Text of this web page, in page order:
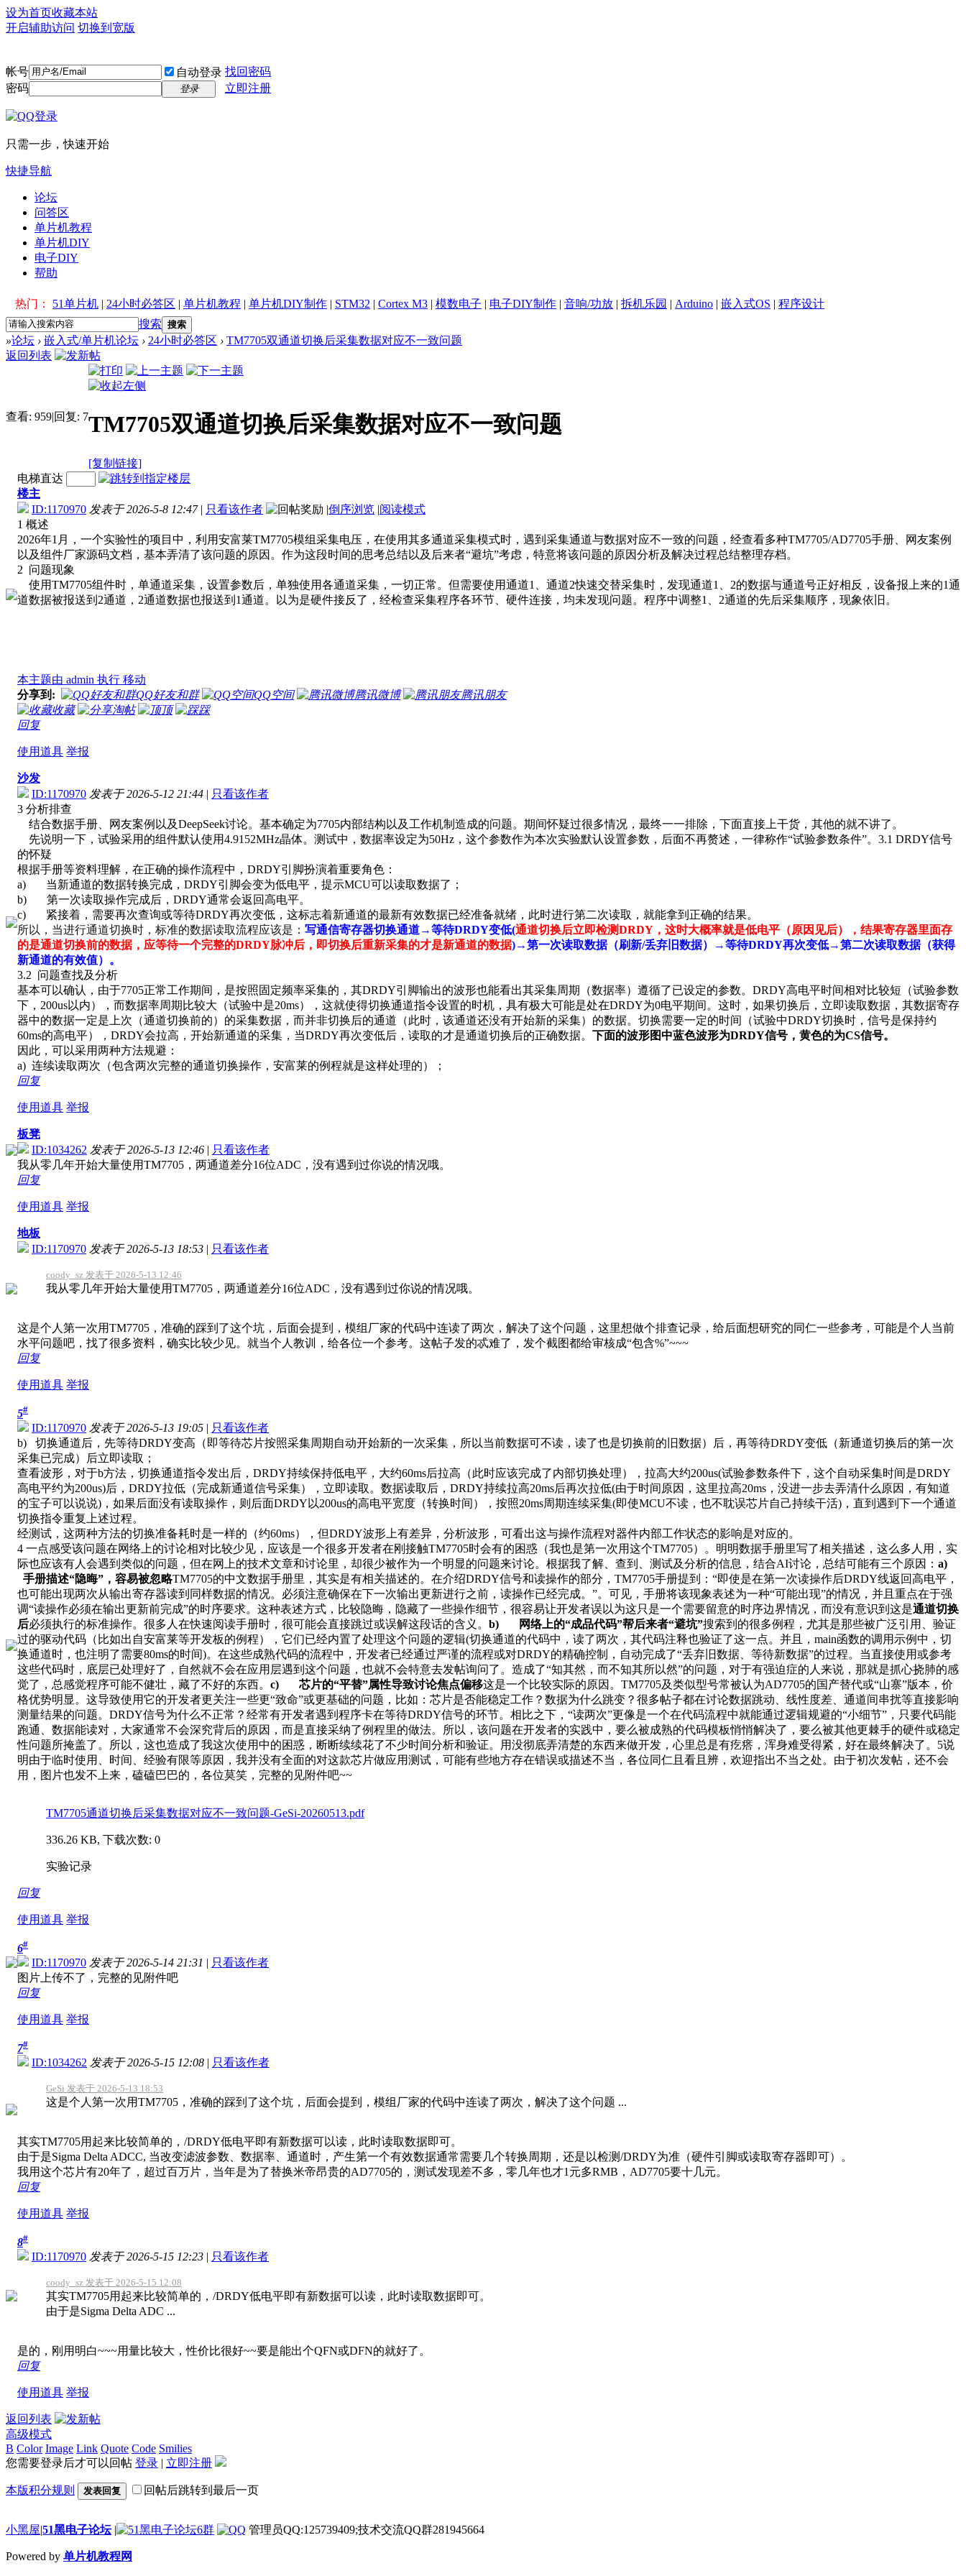
设为首页收藏本站
开启辅助访问 切换到宽版
帐号 自动登录 找回密码
密码
登录 立即注册
只需一步，快速开始
快捷导航
论坛
问答区
单片机教程
单片机DIY
电子DIY
帮助
热门： 51单片机 | 24小时必答区 | 单片机教程 | 单片机DIY制作 | STM32 | Cortex M3 | 模数电子 | 电子DIY制作 | 音响/功放 | 拆机乐园 | Arduino | 嵌入式OS | 程序设计
搜索 搜索
»论坛 › 嵌入式/单片机论坛 › 24小时必答区 › TM7705双通道切换后采集数据对应不一致问题
返回列表
查看: 959|回复: 7TM7705双通道切换后采集数据对应不一致问题
[复制链接]
电梯直达
楼主
ID:1170970 发表于 2026-5-8 12:47 | 只看该作者 |倒序浏览 |阅读模式
1 概述
2026年1月，一个实验性的项目中，利用安富莱TM7705模组采集电压，在使用其多通道采集模式时，遇到采集通道与数据对应不一致的问题，经查看多种TM7705/AD7705手册、网友案例
以及组件厂家源码文档，基本弄清了该问题的原因。作为这段时间的思考总结以及后来者“避坑”考虑，特意将该问题的原因分析及解决过程总结整理存档。
2 问题现象
使用TM7705组件时，单通道采集，设置参数后，单独使用各通道采集，一切正常。但需要使用通道1、通道2快速交替采集时，发现通道1、2的数据与通道号正好相反，设备报上来的1通
道数据被报送到2通道，2通道数据也报送到1通道。以为是硬件接反了，经检查采集程序各环节、硬件连接，均未发现问题。程序中调整1、2通道的先后采集顺序，现象依旧。
本主题由 admin 执行 移动
分享到:
QQ好友和群 QQ空间 腾讯微博
腾讯朋友
收藏
淘帖 顶
踩
回复
使用道具 举报
沙发
ID:1170970 发表于 2026-5-12 21:44 | 只看该作者
3 分析排查
结合数据手册、网友案例以及DeepSeek讨论。基本确定为7705内部结构以及工作机制造成的问题。期间怀疑过很多情况，最终一一排除，下面直接上干货，其他的就不讲了。
先说明一下，试验采用的组件默认使用4.9152MHz晶体。测试中，数据率设定为50Hz，这个参数作为本次实验默认设置参数，后面不再赘述，一律称作“试验参数条件”。3.1 DRDY信号
的怀疑
根据手册等资料理解，在正确的操作流程中，DRDY引脚扮演着重要角色：
a) 当新通道的数据转换完成，DRDY引脚会变为低电平，提示MCU可以读取数据了；
b) 第一次读取操作完成后，DRDY通常会返回高电平。
c) 紧接着，需要再次查询或等待DRDY再次变低，这标志着新通道的最新有效数据已经准备就绪，此时进行第二次读取，就能拿到正确的结果。
所以，当进行通道切换时，标准的数据读取流程应该是： 写通信寄存器切换通道→等待DRDY变低(通道切换后立即检测DRDY ，这时大概率就是低电平（原因见后），结果寄存器里面存
的是通道切换前的数据，应等待一个完整的DRDY脉冲后，即切换后重新采集的才是新通道的数据)→第一次读取数据（刷新/丢弃旧数据）→等待DRDY再次变低→第二次读取数据（获得
新通道的有效值）。
3.2 问题查找及分析
基本可以确认，由于7705正常工作期间，是按照固定频率采集的，其DRDY引脚输出的波形也能看出其采集周期（数据率）遵循了已设定的参数。DRDY高电平时间相对比较短（试验参数
下，200us以内），而数据率周期比较大（试验中是20ms），这就使得切换通道指令设置的时机，具有极大可能是处在DRDY为0电平期间。这时，如果切换后，立即读取数据，其数据寄存
器中的数据一定是上次（通道切换前的）的采集数据，而并非切换后的通道（此时，该通道还没有开始新的采集）的数据。切换需要一定的时间（试验中DRDY切换时，信号是保持约
60ms的高电平），DRDY会拉高，开始新通道的采集，当DRDY再次变低后，读取的才是通道切换后的正确数据。 下面的波形图中蓝色波形为DRDY信号，黄色的为CS信号。
因此，可以采用两种方法规避：
a) 连续读取两次（包含两次完整的通道切换操作，安富莱的例程就是这样处理的）；
回复
使用道具 举报
板凳
ID:1034262 发表于 2026-5-13 12:46 | 只看该作者
我从零几年开始大量使用TM7705，两通道差分16位ADC，没有遇到过你说的情况哦。
回复
使用道具 举报
地板
ID:1170970 发表于 2026-5-13 18:53 | 只看该作者
coody_sz 发表于 2026-5-13 12:46
我从零几年开始大量使用TM7705，两通道差分16位ADC，没有遇到过你说的情况哦。
这是个人第一次用TM7705，准确的踩到了这个坑，后面会提到，模组厂家的代码中连读了两次，解决了这个问题，这里想做个排查记录，给后面想研究的同仁一些参考，可能是个人当前
水平问题吧，找了很多资料，确实比较少见。就当个人教训，给各位一个参考。这帖子发的忒难了，发个截图都给审核成“包含%”~~~
回复
使用道具 举报
5#
ID:1170970 发表于 2026-5-13 19:05 | 只看该作者
b) 切换通道后，先等待DRDY变高（即等待芯片按照采集周期自动开始新的一次采集，所以当前数据可不读，读了也是切换前的旧数据）后，再等待DRDY变低（新通道切换后的第一次
采集已完成）后立即读取；
查看波形，对于b方法，切换通道指令发出后，DRDY持续保持低电平，大约60ms后拉高（此时应该完成了内部切换处理），拉高大约200us(试验参数条件下，这个自动采集时间是DRDY
高电平约为200us)后，DRDY拉低（完成新通道信号采集），立即读取。数据读取后，DRDY持续拉高20ms后再次拉低(由于时间原因，这里拉高20ms，没进一步去弄清什么原因，有知道
的宝子可以说说)，如果后面没有读取操作，则后面DRDY以200us的高电平宽度（转换时间），按照20ms周期连续采集(即使MCU不读，也不耽误芯片自己持续干活)，直到遇到下一个通道
切换指令重复上述过程。
经测试，这两种方法的切换准备耗时是一样的（约60ms），但DRDY波形上有差异，分析波形，可看出这与操作流程对器件内部工作状态的影响是对应的。
4 一点感受该问题在网络上的讨论相对比较少见，应该是一个很多开发者在刚接触TM7705时会有的困惑（我也是第一次用这个TM7705）。明明数据手册里写了相关描述，这么多人用，实
际也应该有人会遇到类似的问题，但在网上的技术文章和讨论里，却很少被作为一个明显的问题来讨论。根据我了解、查到、测试及分析的信息，结合AI讨论，总结可能有三个原因： a)
手册描述“隐晦” ，容易被忽略TM7705的中文数据手册里，其实是有相关描述的。在介绍DRDY信号和读操作的部分，TM7705手册提到：“即使是在第一次读操作后DRDY线返回高电平，
也可能出现两次从输出寄存器读到同样数据的情况。必须注意确保在下一次输出更新进行之前，读操作已经完成。”。可见，手册将该现象表述为一种“可能出现”的情况，并且重点在于强
调“读操作必须在输出更新前完成”的时序要求。这种表述方式，比较隐晦，隐藏了一些操作细节，很容易让开发者误以为这只是一个需要留意的时序边界情况，而没有意识到这是通道切换
后必须执行的标准操作。很多人在快速阅读手册时，很可能会直接跳过或误解这段话的含义。 b) 网络上的“成品代码”帮后来者“避坑”搜索到的很多例程，尤其是那些被广泛引用、验证
过的驱动代码（比如出自安富莱等开发板的例程），它们已经内置了处理这个问题的逻辑(切换通道的代码中，读了两次，其代码注释也验证了这一点。并且，main函数的调用示例中，切
换通道时，也注明了需要80ms的时间)。在这些成熟代码的流程中，开发者已经通过严谨的流程或对DRDY的精确控制，自动完成了“丢弃旧数据、等待新数据”的过程。当直接使用或参考
这些代码时，底层已处理好了，自然就不会在应用层遇到这个问题，也就不会特意去发帖询问了。造成了“知其然，而不知其所以然”的问题，对于有强迫症的人来说，那就是抓心挠肺的感
觉了，总感觉程序可能不健壮，藏了不好的东西。 c) 芯片的“平替”属性导致讨论焦点偏移这是一个比较实际的原因。TM7705及类似型号常被认为AD7705的国产替代或“山寨”版本，价
格优势明显。这导致使用它的开发者更关注一些更“致命”或更基础的问题，比如：芯片是否能稳定工作？数据为什么跳变？很多帖子都在讨论数据跳动、线性度差、通道间串扰等直接影响
测量结果的问题。DRDY信号为什么不正常？经常有开发者遇到程序卡在等待DRDY信号的环节。相比之下，“读两次”更像是一个在代码流程中就能通过逻辑规避的“小细节”，只要代码能
跑通、数据能读对，大家通常不会深究背后的原因，而是直接采纳了例程里的做法。所以，该问题在开发者的实践中，要么被成熟的代码模板悄悄解决了，要么被其他更棘手的硬件或稳定
性问题所掩盖了。所以，这也造成了我这次使用中的困惑，断断续续花了不少时间分析和验证。用没彻底弄清楚的东西来做开发，心里总是有疙瘩，浑身难受得紧，好在最终解决了。5说
明由于临时使用、时间、经验有限等原因，我并没有全面的对这款芯片做应用测试，可能有些地方存在错误或描述不当，各位同仁且看且辨，欢迎指出不当之处。由于初次发帖，还不会
用，图片也发不上来，磕磕巴巴的，各位莫笑，完整的见附件吧~~
TM7705通道切换后采集数据对应不一致问题-GeSi-20260513.pdf
336.26 KB, 下载次数: 0
实验记录
回复
使用道具 举报
6#
ID:1170970 发表于 2026-5-14 21:31 | 只看该作者
图片上传不了，完整的见附件吧
回复
使用道具 举报
7#
ID:1034262 发表于 2026-5-15 12:08 | 只看该作者
GeSi 发表于 2026-5-13 18:53
这是个人第一次用TM7705，准确的踩到了这个坑，后面会提到，模组厂家的代码中连读了两次，解决了这个问题 ...
其实TM7705用起来比较简单的，/DRDY低电平即有新数据可以读，此时读取数据即可。
由于是Sigma Delta ADCC, 当改变滤波参数、数据率、通道时，产生第一个有效数据通常需要几个转换周期，还是以检测/DRDY为准（硬件引脚或读取寄存器即可）。
我用这个芯片有20年了，超过百万片，当年是为了替换米帝昂贵的AD7705的，测试发现差不多，零几年也才1元多RMB，AD7705要十几元。
回复
使用道具 举报
8#
ID:1170970 发表于 2026-5-15 12:23 | 只看该作者
coody_sz 发表于 2026-5-15 12:08
其实TM7705用起来比较简单的，/DRDY低电平即有新数据可以读，此时读取数据即可。
由于是Sigma Delta ADC ...
是的，刚用明白~~~用量比较大，性价比很好~~要是能出个QFN或DFN的就好了。
回复
使用道具 举报
返回列表
高级模式
B Color Image Link Quote Code Smilies
您需要登录后才可以回帖 登录 | 立即注册
本版积分规则 发表回复 回帖后跳转到最后一页
小黑屋|51黑电子论坛 | 管理员QQ:125739409;技术交流QQ群281945664
Powered by 单片机教程网